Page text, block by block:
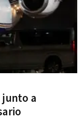
junto a